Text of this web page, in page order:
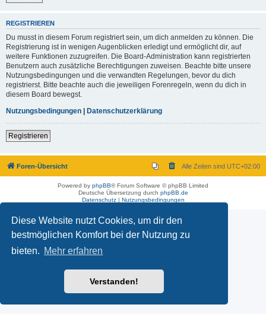
Diese Website nutzt Cookies, um dir den
bestmöglichen Komfort bei der Nutzung zu
bieten. Mehr erfahren
Verstanden!
REGISTRIEREN
Du musst in diesem Forum registriert sein, um dich anmelden zu können. Die
Registrierung ist in wenigen Augenblicken erledigt und ermöglicht dir, auf
weitere Funktionen zuzugreifen. Die Board-Administration kann registrierten
Benutzern auch zusätzliche Berechtigungen zuweisen. Beachte bitte unsere
Nutzungsbedingungen und die verwandten Regelungen, bevor du dich
registrierst. Bitte beachte auch die jeweiligen Forenregeln, wenn du dich in
diesem Board bewegst.
Nutzungsbedingungen | Datenschutzerklärung
Registrieren
Foren-Übersicht Alle Zeiten sind UTC+02:00
Powered by phpBB® Forum Software © phpBB Limited
Deutsche Übersetzung durch phpBB.de
Datenschutz| Nutzungsbedingungen